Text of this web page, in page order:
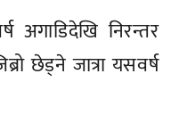
अगाडिदेखि निरन्तर
छेड्ने जात्रा यसवर्ष